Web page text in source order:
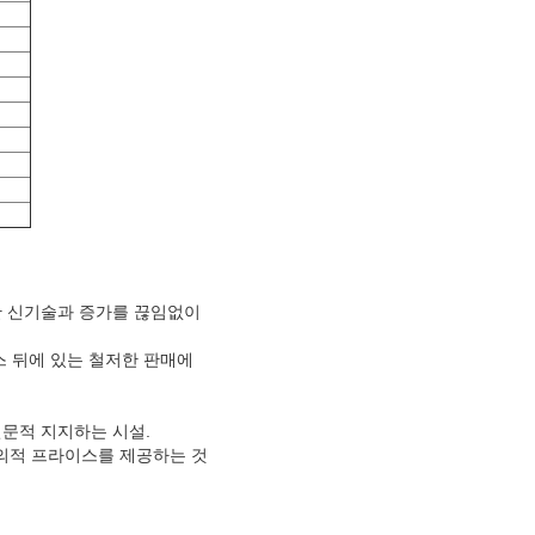
기술과 증가를 끊임없이
뒤에 있는 철저한 판매에
적 지지하는 시설.
프라이스를 제공하는 것